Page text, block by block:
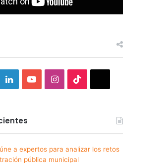
LinkedInYouTubeInstagram
a expertos para analizar los retos
pública municipal